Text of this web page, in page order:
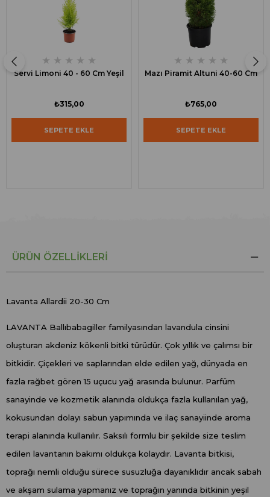
★ ★ ★ ★ ★
Servi Limoni 40 - 60 Cm Yeşil
₺315,00
SEPETE EKLE
★ ★ ★ ★ ★
Mazı Piramit Altuni 40-60 Cm
₺765,00
SEPETE EKLE
ÜRÜN ÖZELLIKLERI
Lavanta Allardii 20-30 Cm
LAVANTA Ballıbabagiller familyasından lavandula cinsini
oluşturan akdeniz kökenli bitki türüdür. Çok yıllık ve çalımsı bir
bitkidir. Çiçekleri ve saplarından elde edilen yağ, dünyada en
fazla rağbet gören 15 uçucu yağ arasında bulunur. Parfüm
sanayinde ve kozmetik alanında oldukça fazla kullanılan yağ,
kokusundan dolayı sabun yapımında ve ilaç sanayiinde aroma
terapi alanında kullanılır. Saksılı formlu bir şekilde size teslim
edilen lavantanın bakımı oldukça kolaydır. Lavanta bitkisi,
toprağı nemli olduğu sürece susuzluğa dayanıklıdır ancak sabah
ve akşam sulama yapmanız ve toprağın yanında bitkinin yeşil